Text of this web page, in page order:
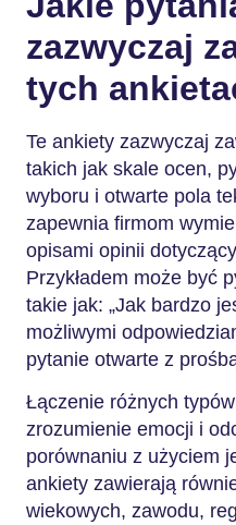
zazwyczaj
tych
Te ankiety zazwyczaj
takich jak skale ocen,
wyboru i otwarte pola
zapewnia firmom
opisami opinii
Przykładem może być
takie jak: „Jak bardzo
możliwymi
pytanie otwarte z
Łączenie różnych
zrozumienie emocji i
porównaniu z użyciem
ankiety zawierają
wiekowych, zawodu,